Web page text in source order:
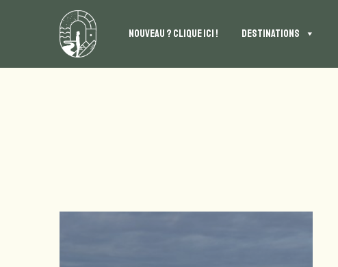
NOUVEAU ? CLIQUE ICI ! DESTINATIONS